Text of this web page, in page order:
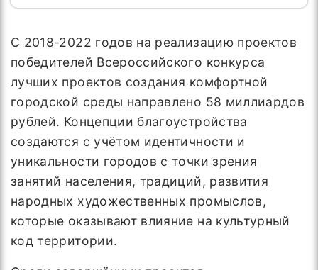
С 2018-2022 годов на реализацию проектов
победителей Всероссийского конкурса
лучших проектов создания комфортной
городской среды направлено 58 миллиардов
рублей. Концепции благоустройства
создаются с учётом идентичности и
уникальности городов с точки зрения
занятий населения, традиций, развития
народных художественных промыслов,
которые оказывают влияние на культурный
код территории.